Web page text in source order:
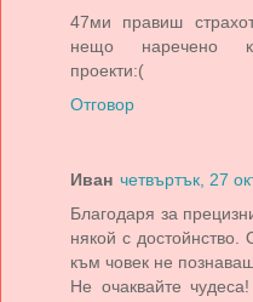
47ми правиш
нещо наречено
проекти:(
Отговор
Иван четвъртък, 27
Благодаря за
някой с
към човек не
Не очаквайте